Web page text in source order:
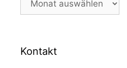
Kontakt